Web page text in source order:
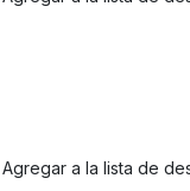
Agregar a la lista de